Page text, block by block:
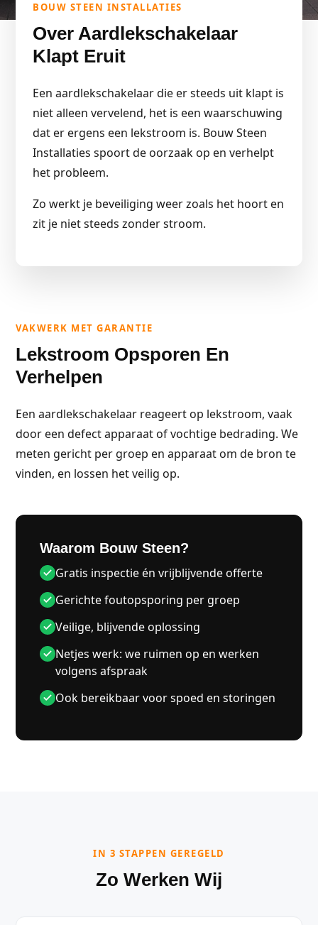
BOUW STEEN INSTALLATIES
Over Aardlekschakelaar
Klapt Eruit
Een aardlekschakelaar die er steeds uit klapt is
niet alleen vervelend, het is een waarschuwing
dat er ergens een lekstroom is. Bouw Steen
Installaties spoort de oorzaak op en verhelpt
het probleem.
Zo werkt je beveiliging weer zoals het hoort en
zit je niet steeds zonder stroom.
VAKWERK MET GARANTIE
Lekstroom Opsporen En
Verhelpen
Een aardlekschakelaar reageert op lekstroom, vaak
door een defect apparaat of vochtige bedrading. We
meten gericht per groep en apparaat om de bron te
vinden, en lossen het veilig op.
Waarom Bouw Steen?
Gratis inspectie én vrijblijvende offerte
Gerichte foutopsporing per groep
Veilige, blijvende oplossing
Netjes werk: we ruimen op en werken
volgens afspraak
Ook bereikbaar voor spoed en storingen
IN 3 STAPPEN GEREGELD
Zo Werken Wij